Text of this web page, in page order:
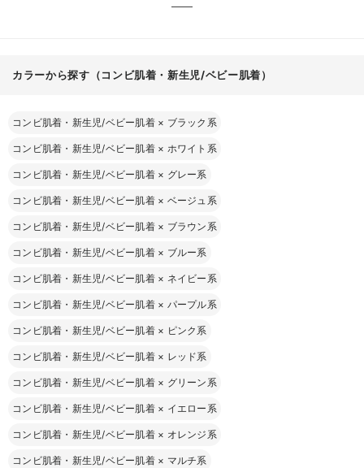
カラーから探す（コンビ肌着・新生児/ベビー肌着）
コンビ肌着・新生児/ベビー肌着 × ブラック系
コンビ肌着・新生児/ベビー肌着 × ホワイト系
コンビ肌着・新生児/ベビー肌着 × グレー系
コンビ肌着・新生児/ベビー肌着 × ベージュ系
コンビ肌着・新生児/ベビー肌着 × ブラウン系
コンビ肌着・新生児/ベビー肌着 × ブルー系
コンビ肌着・新生児/ベビー肌着 × ネイビー系
コンビ肌着・新生児/ベビー肌着 × パープル系
コンビ肌着・新生児/ベビー肌着 × ピンク系
コンビ肌着・新生児/ベビー肌着 × レッド系
コンビ肌着・新生児/ベビー肌着 × グリーン系
コンビ肌着・新生児/ベビー肌着 × イエロー系
コンビ肌着・新生児/ベビー肌着 × オレンジ系
コンビ肌着・新生児/ベビー肌着 × マルチ系